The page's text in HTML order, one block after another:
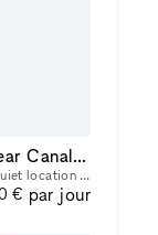
Splendid light-filled loft near Canal St Martin
Beautiful, light-filled 180m2 loft, quiet location at the end of a courtyard.
€ par jour